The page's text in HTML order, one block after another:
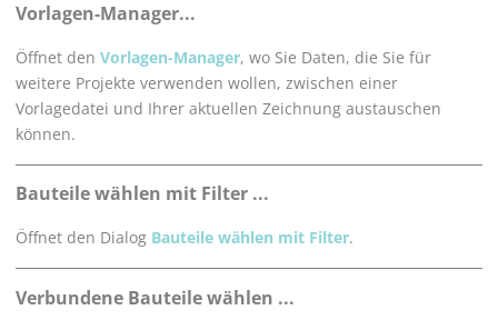
Vorlagen-Manager...
Öffnet den Vorlagen-Manager, wo Sie Daten, die Sie für
weitere Projekte verwenden wollen, zwischen einer
Vorlagedatei und Ihrer aktuellen Zeichnung austauschen
können.
Bauteile wählen mit Filter ...
Öffnet den Dialog Bauteile wählen mit Filter.
Verbundene Bauteile wählen ...